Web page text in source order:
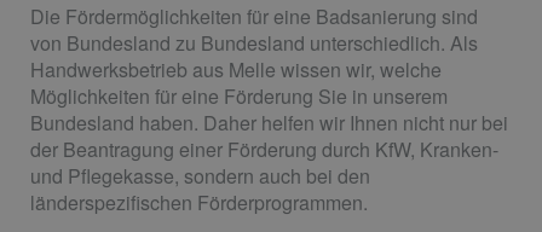
Die Fördermöglichkeiten für eine Badsanierung sind
von Bundesland zu Bundesland unterschiedlich. Als
Handwerksbetrieb aus Melle wissen wir, welche
Möglichkeiten für eine Förderung Sie in unserem
Bundesland haben. Daher helfen wir Ihnen nicht nur bei
der Beantragung einer Förderung durch KfW, Kranken-
und Pflegekasse, sondern auch bei den
länderspezifischen Förderprogrammen.